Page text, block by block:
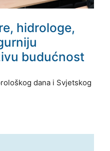
hidrologe,
budućnost
dana i Svjetskog